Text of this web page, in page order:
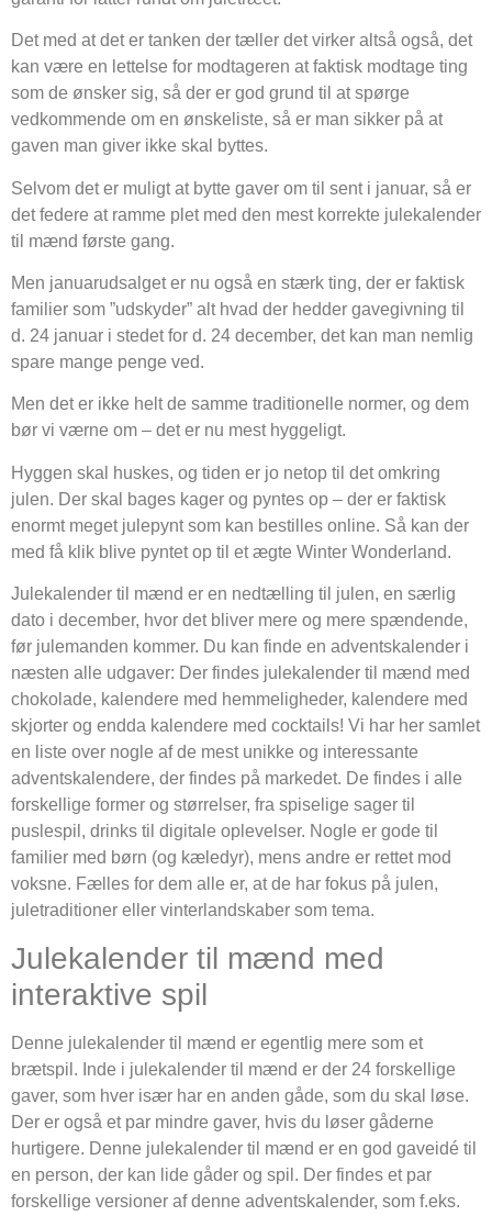
Det med at det er tanken der tæller det virker altså også, det
kan være en lettelse for modtageren at faktisk modtage ting
som de ønsker sig, så der er god grund til at spørge
vedkommende om en ønskeliste, så er man sikker på at
gaven man giver ikke skal byttes.
Selvom det er muligt at bytte gaver om til sent i januar, så er
det federe at ramme plet med den mest korrekte julekalender
til mænd første gang.
Men januarudsalget er nu også en stærk ting, der er faktisk
familier som ”udskyder” alt hvad der hedder gavegivning til
d. 24 januar i stedet for d. 24 december, det kan man nemlig
spare mange penge ved.
Men det er ikke helt de samme traditionelle normer, og dem
bør vi værne om – det er nu mest hyggeligt.
Hyggen skal huskes, og tiden er jo netop til det omkring
julen. Der skal bages kager og pyntes op – der er faktisk
enormt meget julepynt som kan bestilles online. Så kan der
med få klik blive pyntet op til et ægte Winter Wonderland.
Julekalender til mænd er en nedtælling til julen, en særlig
dato i december, hvor det bliver mere og mere spændende,
før julemanden kommer. Du kan finde en adventskalender i
næsten alle udgaver: Der findes julekalender til mænd med
chokolade, kalendere med hemmeligheder, kalendere med
skjorter og endda kalendere med cocktails! Vi har her samlet
en liste over nogle af de mest unikke og interessante
adventskalendere, der findes på markedet. De findes i alle
forskellige former og størrelser, fra spiselige sager til
puslespil, drinks til digitale oplevelser. Nogle er gode til
familier med børn (og kæledyr), mens andre er rettet mod
voksne. Fælles for dem alle er, at de har fokus på julen,
juletraditioner eller vinterlandskaber som tema.
Julekalender til mænd med
interaktive spil
Denne julekalender til mænd er egentlig mere som et
brætspil. Inde i julekalender til mænd er der 24 forskellige
gaver, som hver især har en anden gåde, som du skal løse.
Der er også et par mindre gaver, hvis du løser gåderne
hurtigere. Denne julekalender til mænd er en god gaveidé til
en person, der kan lide gåder og spil. Der findes et par
forskellige versioner af denne adventskalender, som f.eks.